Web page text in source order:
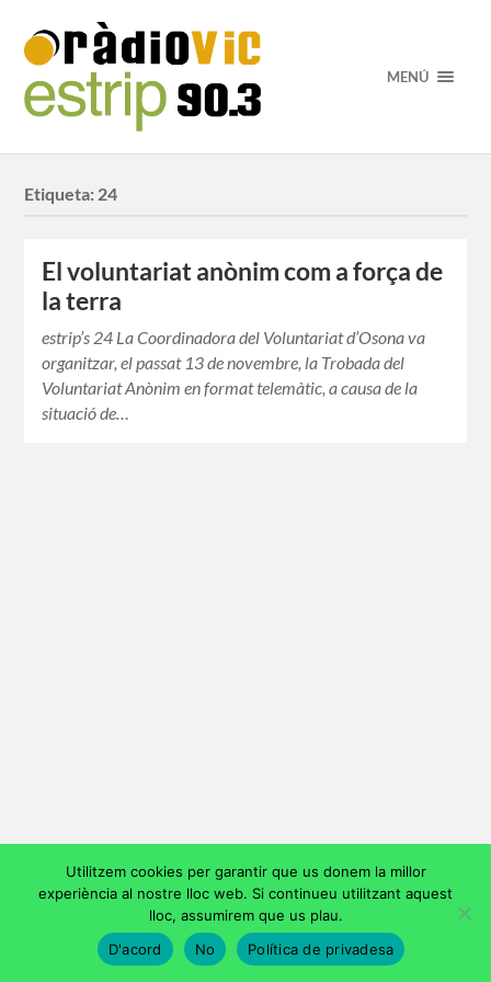
MENÚ
Etiqueta: 24
El voluntariat anònim com a força de
la terra
estrip’s 24 La Coordinadora del Voluntariat d’Osona va
organitzar, el passat 13 de novembre, la Trobada del
Voluntariat Anònim en format telemàtic, a causa de la
situació de…
Utilitzem cookies per garantir que us donem la millor
experiència al nostre lloc web. Si continueu utilitzant aquest
lloc, assumirem que us plau.
D'acord
No Política de privadesa